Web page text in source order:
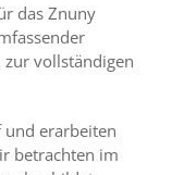
das Znuny
vollständigen
erarbeiten
betrachten im